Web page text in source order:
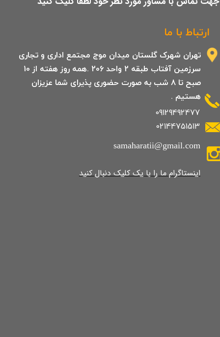
ارتباط با ما
09129492477
02144751513
تهران شهرک گلستان میدان موج مجتمع اداری و تجاری
سرزمین آفتاب طبقه 2 واحد 206 .همه روز هفته از 10
صبح تا 8 شب به صورت حضوری پذیرای شما عزیزان
هستیم .
samaharatii@gmail.com
​​​​​​​​​اینستاگرام ما را با یک کلیک دنبال کنید